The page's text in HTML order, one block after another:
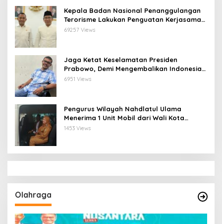
Kepala Badan Nasional Penanggulangan
Terorisme Lakukan Penguatan Kerjasama
Ketua Pengurus Besar Nahdlatul Ulama
69257 Views
Jaga Ketat Keselamatan Presiden
Prabowo, Demi Mengembalikan Indonesia
Menjadi Macan Asia
6951 Views
Pengurus Wilayah Nahdlatul Ulama
Menerima 1 Unit Mobil dari Wali Kota
Bandar Lampung
1453 Views
Olahraga